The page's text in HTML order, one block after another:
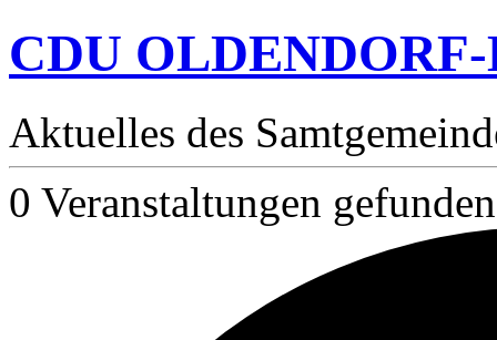
CDU
Aktuelles des
0 Veranstaltungen